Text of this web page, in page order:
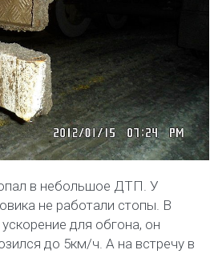
в небольшое ДТП. У
не работали стопы. В
для обгона, он
до 5км/ч. А на встречу в